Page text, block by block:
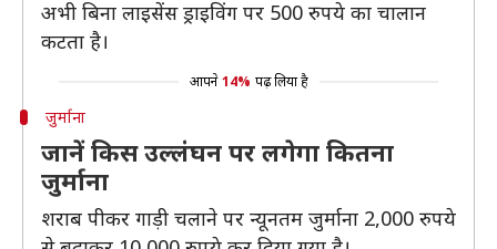
अभी बिना लाइसेंस ड्राइविंग पर 500 रुपये का चालान
कटता है।
आपने 14% पढ़ लिया है
जुर्माना
जानें किस उल्लंघन पर लगेगा कितना
जुर्माना
शराब पीकर गाड़ी चलाने पर न्यूनतम जुर्माना 2,000 रुपये